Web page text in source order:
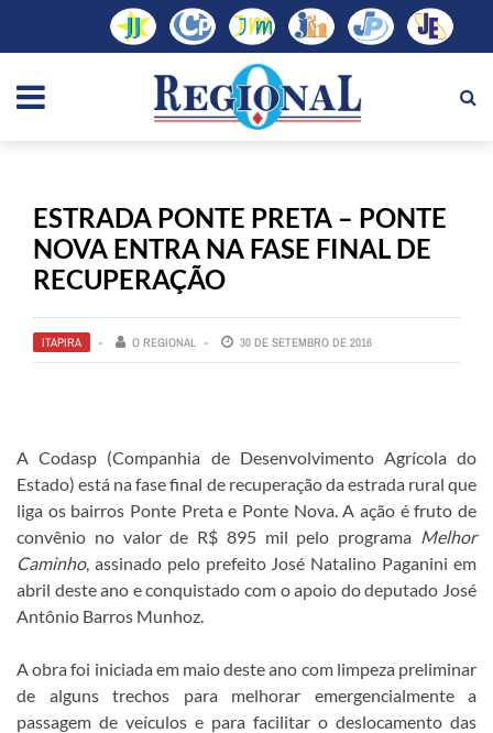
ESTRADA PONTE PRETA – PONTE
NOVA ENTRA NA FASE FINAL DE
RECUPERAÇÃO
ITAPIRA O REGIONAL 30 DE SETEMBRO DE 2016
A Codasp (Companhia de Desenvolvimento Agrícola do
Estado) está na fase final de recuperação da estrada rural que
liga os bairros Ponte Preta e Ponte Nova. A ação é fruto de
convênio no valor de R$ 895 mil pelo programa Melhor
Caminho, assinado pelo prefeito José Natalino Paganini em
abril deste ano e conquistado com o apoio do deputado José
Antônio Barros Munhoz.
A obra foi iniciada em maio deste ano com limpeza preliminar
de alguns trechos para melhorar emergencialmente a
passagem de veículos e para facilitar o deslocamento das